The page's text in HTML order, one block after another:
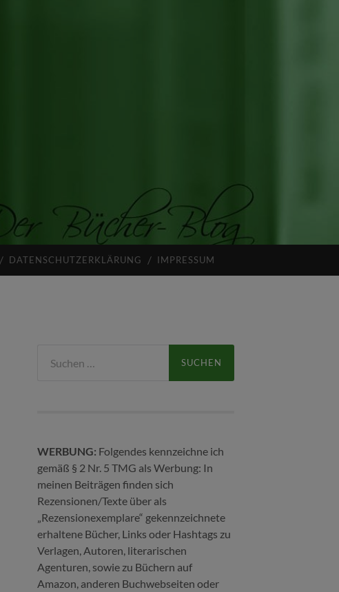
DATENSCHUTZERKLÄRUNG IMPRESSUM
nach:
WERBUNG: Folgendes kennzeichne ich
gemäß § 2 Nr. 5 TMG als Werbung: In
meinen Beiträgen finden sich
Rezensionen/Texte über als
„Rezensionexemplare“ gekennzeichnete
erhaltene Bücher, Links oder Hashtags zu
Verlagen, Autoren, literarischen
Agenturen, sowie zu Büchern auf
Amazon, anderen Buchwebseiten oder